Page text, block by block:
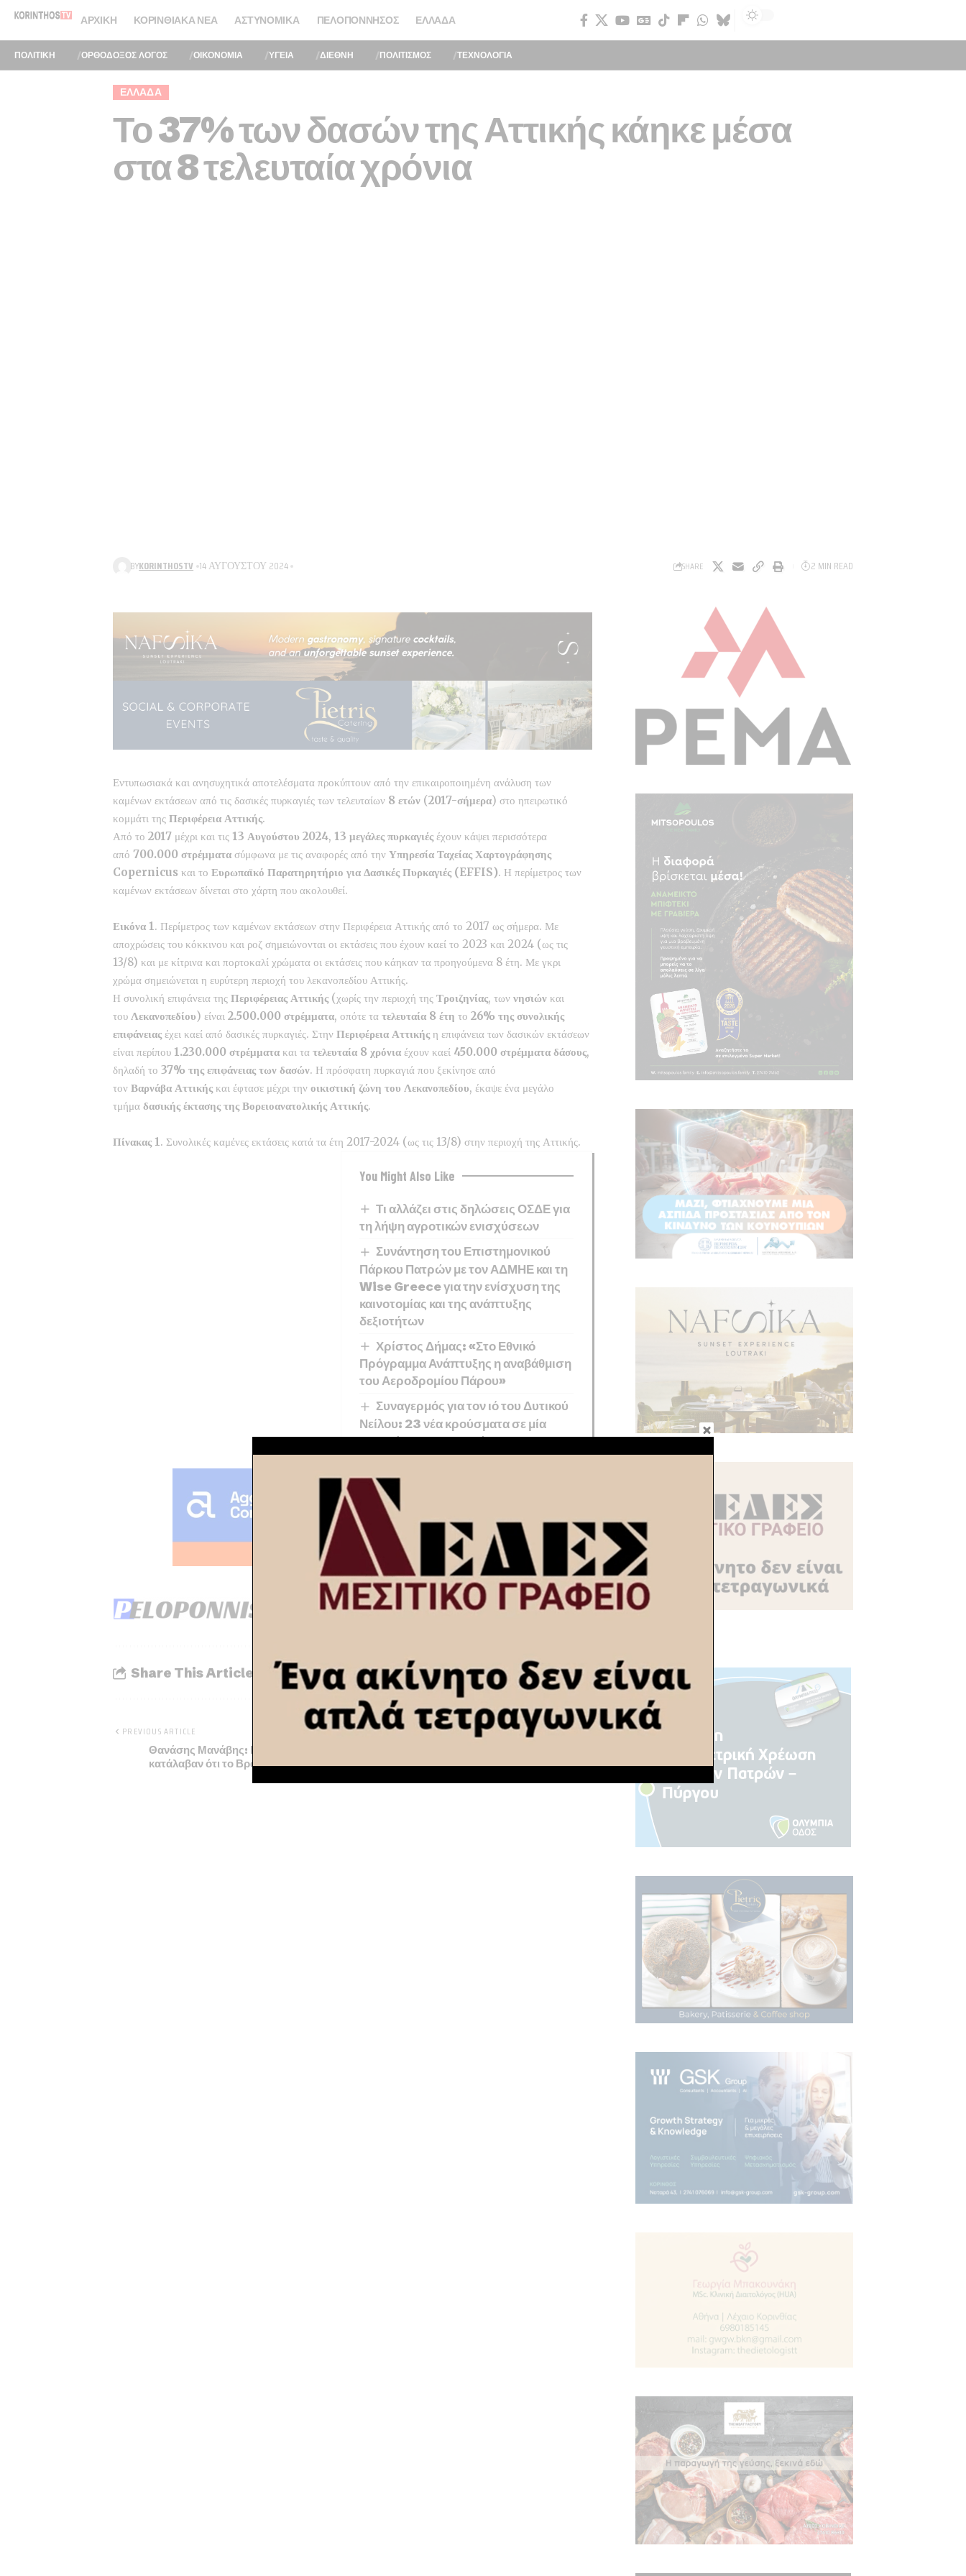
ΑΡΧΙΚΉ ΚΟΡΙΝΘΙΑΚΆ ΝΈΑ ΑΣΤΥΝΟΜΙΚΆ ΠΕΛΟΠΌΝΝΗΣΟΣ ΕΛΛΆΔΑ
ΠΟΛΙΤΙΚΗ ΟΡΘΟΔΟΞΟΣ ΛΟΓΟΣ ΟΙΚΟΝΟΜΙΑ ΥΓΕΙΑ ΔΙΕΘΝΗ ΠΟΛΙΤΙΣΜΟΣ ΤΕΧΝΟΛΟΓΙΑ
ΕΛΛΆΔΑ
Το 37% των δασών της Αττικής κάηκε μέσα
στα 8 τελευταία χρόνια
BYKORINTHOSTV 14 ΑΥΓΟΎΣΤΟΥ 2024 SHARE 2 MIN READ
Εντυπωσιακά και ανησυχητικά αποτελέσματα προκύπτουν από την επικαιροποιημένη ανάλυση των
καμένων εκτάσεων από τις δασικές πυρκαγιές των τελευταίων 8 ετών (2017-σήμερα) στο ηπειρωτικό
κομμάτι της Περιφέρεια Αττικής.
Από το 2017 μέχρι και τις 13 Αυγούστου 2024, 13 μεγάλες πυρκαγιές έχουν κάψει περισσότερα
από 700.000 στρέμματα σύμφωνα με τις αναφορές από την Υπηρεσία Ταχείας Χαρτογράφησης
Copernicus και το Ευρωπαϊκό Παρατηρητήριο για Δασικές Πυρκαγιές (EFFIS). Η περίμετρος των
καμένων εκτάσεων δίνεται στο χάρτη που ακολουθεί.
Εικόνα 1 . Περίμετρος των καμένων εκτάσεων στην Περιφέρεια Αττικής από το 2017 ως σήμερα. Με
αποχρώσεις του κόκκινου και ροζ σημειώνονται οι εκτάσεις που έχουν καεί το 2023 και 2024 (ως τις
13/8) και με κίτρινα και πορτοκαλί χρώματα οι εκτάσεις που κάηκαν τα προηγούμενα 8 έτη. Με γκρι
χρώμα σημειώνεται η ευρύτερη περιοχή του λεκανοπεδίου Αττικής.
Η συνολική επιφάνεια της Περιφέρειας Αττικής (χωρίς την περιοχή της Τροιζηνίας, των νησιών και
του Λεκανοπεδίου) είναι 2.500.000 στρέμματα, οπότε τα τελευταία 8 έτη το 26% της συνολικής
επιφάνειας έχει καεί από δασικές πυρκαγιές. Στην Περιφέρεια Αττικής η επιφάνεια των δασικών εκτάσεων
είναι περίπου 1.230.000 στρέμματα και τα τελευταία 8 χρόνια έχουν καεί 450.000 στρέμματα δάσους,
δηλαδή το 37% της επιφάνειας των δασών. Η πρόσφατη πυρκαγιά που ξεκίνησε από
τον Βαρνάβα Αττικής και έφτασε μέχρι την οικιστική ζώνη του Λεκανοπεδίου, έκαψε ένα μεγάλο
τμήμα δασικής έκτασης της Βορειοανατολικής Αττικής.
Πίνακας 1 . Συνολικές καμένες εκτάσεις κατά τα έτη 2017-2024 (ως τις 13/8) στην περιοχή της Αττικής.
You Might Also Like
Τι αλλάζει στις δηλώσεις ΟΣΔΕ για
τη λήψη αγροτικών ενισχύσεων
Συνάντηση του Επιστημονικού
Πάρκου Πατρών με τον ΑΔΜΗΕ και τη
Wise Greece για την ενίσχυση της
καινοτομίας και της ανάπτυξης
δεξιοτήτων
Χρίστος Δήμας: «Στο Εθνικό
Πρόγραμμα Ανάπτυξης η αναβάθμιση
του Αεροδρομίου Πάρου»
Συναγερμός για τον ιό του Δυτικού
Νείλου: 23 νέα κρούσματα σε μία
εβδομάδα και 6 νεκροί
Share This Article
PREVIOUS ARTICLE
Θανάσης Μανάβης: Κάποιοι δεν
κατάλαβαν ότι το Βραχάτι αλλάζει
NEXT ARTICLE